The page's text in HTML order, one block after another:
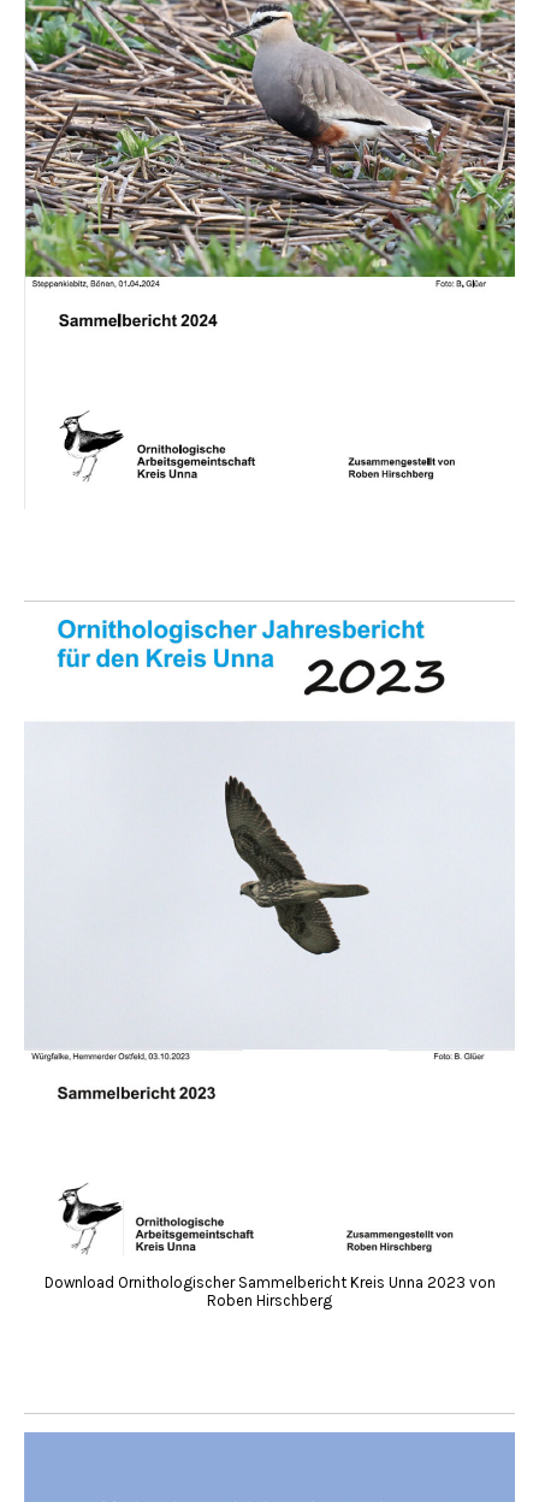
Download Ornithologischer Sammelbericht Kreis Unna 2023 von
Roben Hirschberg